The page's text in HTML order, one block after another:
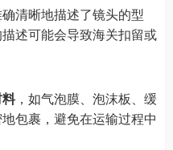
清晰地描述了镜头的型
述可能会导致海关扣留或
，如气泡膜、泡沫板、缓
包裹，避免在运输过程中